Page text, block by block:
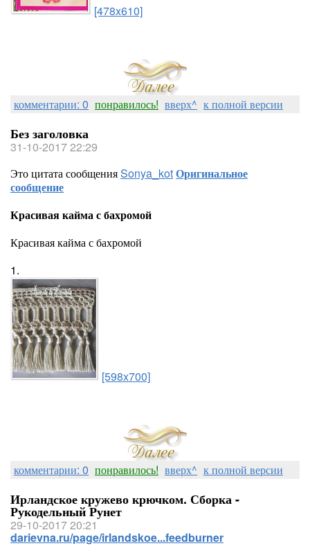
[478x610]
комментарии: 0 понравилось! вверх^ к полной версии
Без заголовка
31-10-2017 22:29
Это цитата сообщенияSonya_kotОригинальное
сообщение
Красивая кайма с бахромой
Красивая кайма с бахромой
1.
[598x700]
комментарии: 0 понравилось! вверх^ к полной версии
Ирландское кружево крючком. Сборка -
Рукодельный Рунет
29-10-2017 20:21
darievna.ru/page/irlandskoe...feedburner